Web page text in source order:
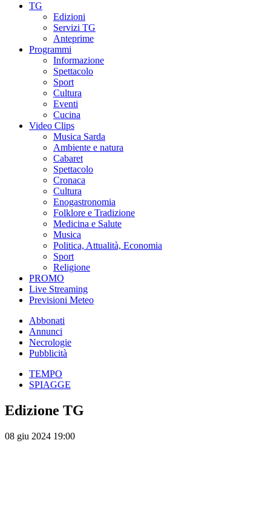
TG
Edizioni
Servizi TG
Anteprime
Programmi
Informazione
Spettacolo
Sport
Cultura
Eventi
Cucina
Video Clips
Musica Sarda
Ambiente e natura
Cabaret
Spettacolo
Cronaca
Cultura
Enogastronomia
Folklore e Tradizione
Medicina e Salute
Musica
Politica, Attualità, Economia
Sport
Religione
PROMO
Live Streaming
Previsioni Meteo
Abbonati
Annunci
Necrologie
Pubblicità
TEMPO
SPIAGGE
Edizione TG
08 giu 2024 19:00